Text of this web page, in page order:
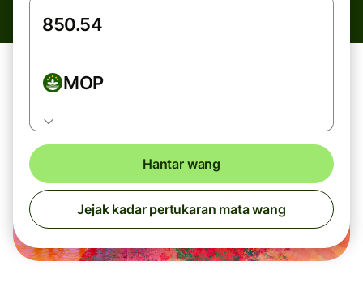
MOP
Hantar wang
Jejak kadar pertukaran mata wang